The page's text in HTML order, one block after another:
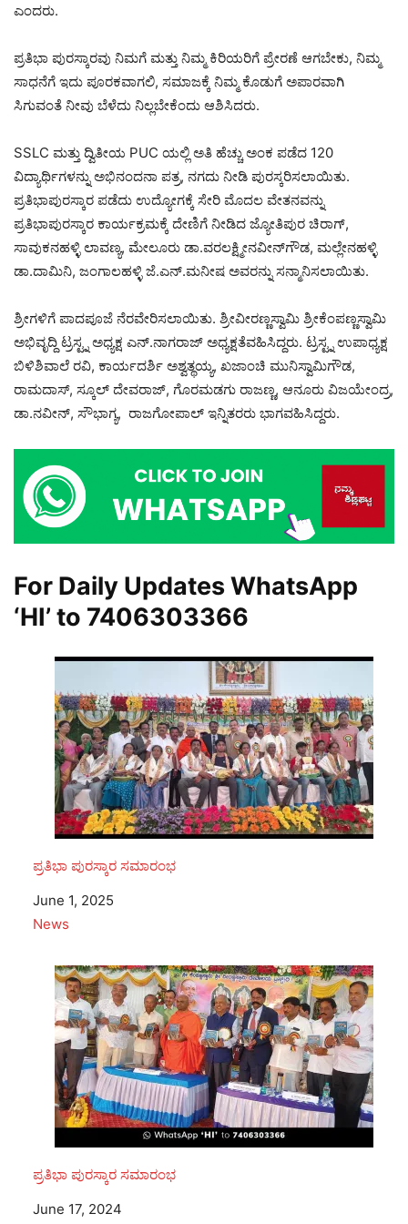
ಎಂದರು.
ಪ್ರತಿಭಾ ಪುರಸ್ಕಾರವು ನಿಮಗೆ ಮತ್ತು ನಿಮ್ಮ ಕಿರಿಯರಿಗೆ ಪ್ರೇರಣೆ ಆಗಬೇಕು, ನಿಮ್ಮ
ಸಾಧನೆಗೆ ಇದು ಪೂರಕವಾಗಲಿ, ಸಮಾಜಕ್ಕೆ ನಿಮ್ಮ ಕೊಡುಗೆ ಅಪಾರವಾಗಿ
ಸಿಗುವಂತೆ ನೀವು ಬೆಳೆದು ನಿಲ್ಲಬೇಕೆಂದು ಆಶಿಸಿದರು.
SSLC ಮತ್ತು ದ್ವಿತೀಯ PUC ಯಲ್ಲಿ ಅತಿ ಹೆಚ್ಚು ಅಂಕ ಪಡೆದ 120
ವಿದ್ಯಾರ್ಥಿಗಳನ್ನು ಅಭಿನಂದನಾ ಪತ್ರ, ನಗದು ನೀಡಿ ಪುರಸ್ಕರಿಸಲಾಯಿತು.
ಪ್ರತಿಭಾಪುರಸ್ಕಾರ ಪಡೆದು ಉದ್ಯೋಗಕ್ಕೆ ಸೇರಿ ಮೊದಲ ವೇತನವನ್ನು
ಪ್ರತಿಭಾಪುರಸ್ಕಾರ ಕಾರ್ಯಕ್ರಮಕ್ಕೆ ದೇಣಿಗೆ ನೀಡಿದ ಜ್ಯೋತಿಪುರ ಚಿರಾಗ್,
ಸಾವುಕನಹಳ್ಳಿ ಲಾವಣ್ಯ, ಮೇಲೂರು ಡಾ.ವರಲಕ್ಷ್ಮೀನವೀನ್‌ಗೌಡ, ಮಲ್ಲೇನಹಳ್ಳಿ
ಡಾ.ದಾಮಿನಿ, ಜಂಗಾಲಹಳ್ಳಿ ಜೆ.ಎನ್.ಮನೀಷ ಅವರನ್ನು ಸನ್ಮಾನಿಸಲಾಯಿತು.
ಶ್ರೀಗಳಿಗೆ ಪಾದಪೂಜೆ ನೆರವೇರಿಸಲಾಯಿತು. ಶ್ರೀವೀರಣ್ಣಸ್ವಾಮಿ ಶ್ರೀಕೆಂಪಣ್ಣಸ್ವಾಮಿ
ಅಭಿವೃದ್ದಿ ಟ್ರಸ್ಟ್ನ ಅಧ್ಯಕ್ಷ ಎನ್.ನಾಗರಾಜ್ ಅಧ್ಯಕ್ಷತೆವಹಿಸಿದ್ದರು. ಟ್ರಸ್ಟ್ನ ಉಪಾಧ್ಯಕ್ಷ
ಬಿಳಿಶಿವಾಲೆ ರವಿ, ಕಾರ್ಯದರ್ಶಿ ಅಶ್ವತ್ಥಯ್ಯ, ಖಜಾಂಚಿ ಮುನಿಸ್ವಾಮಿಗೌಡ,
ರಾಮದಾಸ್, ಸ್ಕೂಲ್ ದೇವರಾಜ್, ಗೊರಮಡಗು ರಾಜಣ್ಣ, ಆನೂರು ವಿಜಯೇಂದ್ರ,
ಡಾ.ನವೀನ್, ಸೌಭಾಗ್ಯ, ರಾಜಗೋಪಾಲ್ ಇನ್ನಿತರರು ಭಾಗವಹಿಸಿದ್ದರು.
For Daily Updates WhatsApp
‘HI’ to 7406303366
ಪ್ರತಿಭಾ ಪುರಸ್ಕಾರ ಸಮಾರಂಭ
Date
June 1, 2025
In relation to
News
ಪ್ರತಿಭಾ ಪುರಸ್ಕಾರ ಸಮಾರಂಭ
Date
June 17, 2024